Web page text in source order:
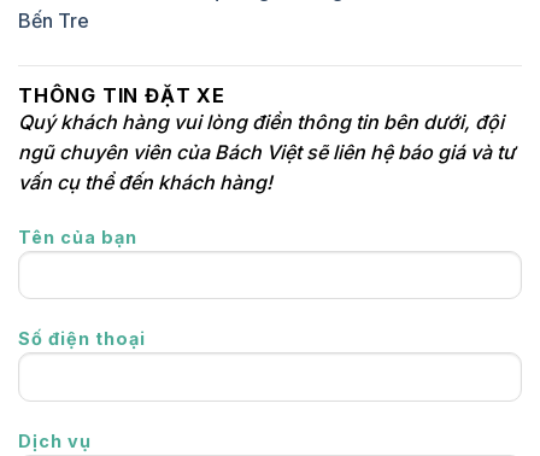
Bến Tre
THÔNG TIN ĐẶT XE
Quý khách hàng vui lòng điền thông tin bên dưới, đội
ngũ chuyên viên của Bách Việt sẽ liên hệ báo giá và tư
vấn cụ thể đến khách hàng!
Tên của bạn
Số điện thoại
Dịch vụ